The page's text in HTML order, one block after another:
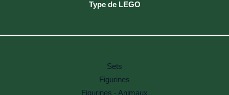
Type de LEGO
Sets
Figurines
Figurines - Animaux